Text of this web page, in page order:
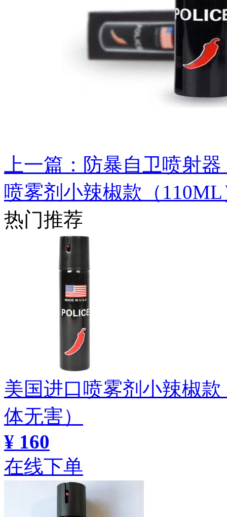
上一篇：防暴自卫喷射
喷雾剂小辣椒款（110ML
热门推荐
美国进口喷雾剂小辣椒
体无害）
¥ 160
在线下单